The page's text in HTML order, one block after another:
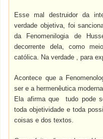
Esse mal destruidor da
verdade objetiva, foi
da Fenomenilogia de
decorrente dela, como
católica. Na verdade , para
Acontece que a
ser e a hermenêutica
Ela afirma que tudo pode
toda objetividade e toda
coisas e dos textos.